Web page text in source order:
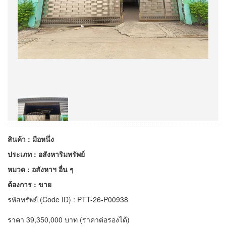
สินค้า : มือหนึ่ง
ประเภท : อสังหาริมทรัพย์
หมวด : อสังหาฯ อื่น ๆ
ต้องการ : ขาย
รหัสทรัพย์ (Code ID) : PTT-26-P00938
ราคา 39,350,000 บาท (ราคาต่อรองได้)